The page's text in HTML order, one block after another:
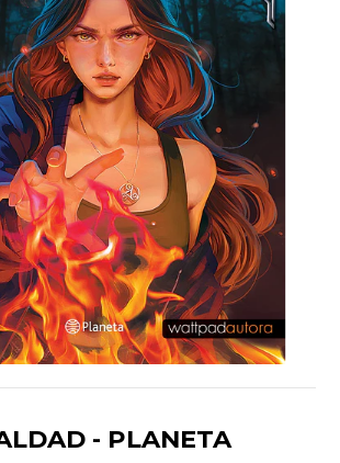
- PLANETA